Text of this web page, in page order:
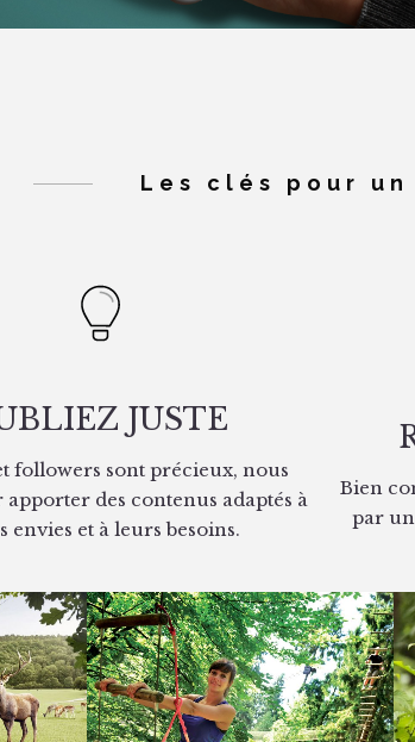
Les clés pour
JUSTE
followers sont précieux, nous
apporter des contenus adaptés à
envies et à leurs besoins.
Bien
par